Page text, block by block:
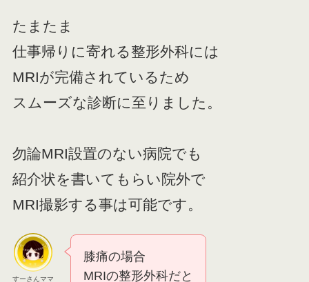
たまたま
仕事帰りに寄れる整形外科には
MRIが完備されているため
スムーズな診断に至りました。
勿論MRI設置のない病院でも
紹介状を書いてもらい院外で
MRI撮影する事は可能です。
すーさんママ
膝痛の場合
MRIの整形外科だと